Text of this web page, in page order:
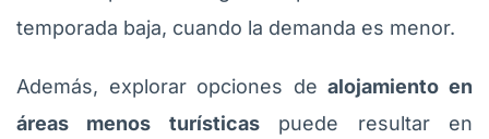
temporada baja, cuando la demanda es menor.
Además, explorar opciones dealojamiento en
áreas menos turísticaspuede resultar en